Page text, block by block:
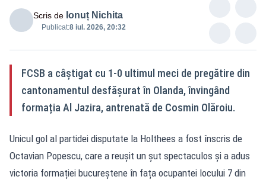
Scris de Ionuț Nichita
Publicat:8 iul. 2026, 20:32
FCSB a câștigat cu 1-0 ultimul meci de pregătire din
cantonamentul desfășurat în Olanda, învingând
formația Al Jazira, antrenată de Cosmin Olăroiu.
Unicul gol al partidei disputate la Holthees a fost înscris de
Octavian Popescu, care a reușit un șut spectaculos și a adus
victoria formației bucureștene în fața ocupantei locului 7 din